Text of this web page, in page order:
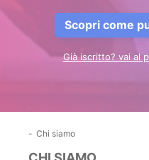
Scopri come
Già iscritto? vai al
Chi siamo